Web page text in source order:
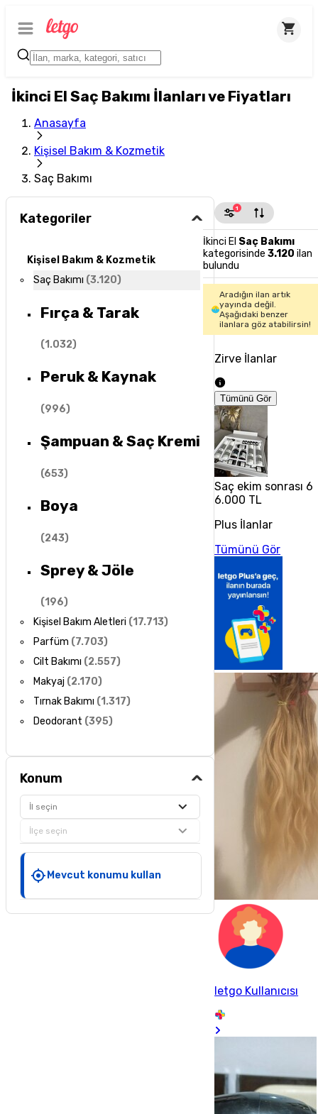
İkinci El Saç Bakımı İlanları ve Fiyatları
Anasayfa
Kişisel Bakım & Kozmetik
Saç Bakımı
Kategoriler
Kişisel Bakım & Kozmetik
Saç Bakımı (3.120)
Fırça & Tarak
(1.032)
Peruk & Kaynak
(996)
Şampuan & Saç Kremi
(653)
Boya
(243)
Sprey & Jöle
(196)
Kişisel Bakım Aletleri (17.713)
Parfüm (7.703)
Cilt Bakımı (2.557)
Makyaj (2.170)
Tırnak Bakımı (1.317)
Deodorant (395)
Konum
İl seçin
İlçe seçin
Mevcut konumu kullan
1
İkinci El Saç Bakımı
kategorisinde 3.120 ilan
bulundu
Aradığın ilan artık
yayında değil.
Aşağıdaki benzer
ilanlara göz atabilirsin!
Zirve İlanlar
Tümünü Gör
Saç ekim sonrası 6
6.000 TL
Plus İlanlar
Tümünü Gör
letgo Kullanıcısı